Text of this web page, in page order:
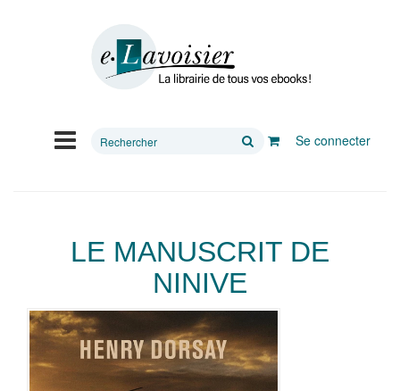
Rechercher
Se connecter
LE MANUSCRIT DE
NINIVE